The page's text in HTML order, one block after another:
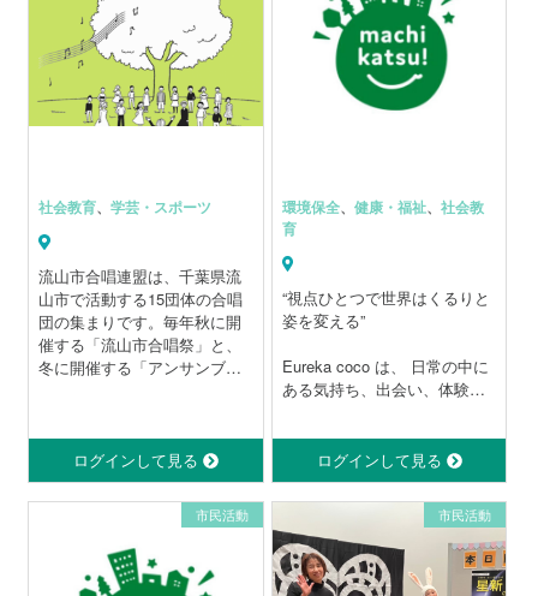
うユーモアの提供
◆ 人前に立つと緊張してしま
う話すのが苦手な自分を変え
る
◆ 聞き手を聴き手に変える引
き込まれるプレゼンテーショ
る
◆ あがり症を克服したい
◆ とにかく英語が喋れるよう
になりたい
◆ 日本語でも喋っている内容
が支離滅裂になるのを改善し
たい
◆ 部下やチームメンバーに効
果的なフィードバックをした
たとき白けないスピーチをし
割り当てられたがどう接した
◆ 外資系企業に就職・転職し
の可能性を少しでも広げた
い』という思いを込めて「ア
ニー基金」プロジェクトを立
ち上げました。
このアニー基金は、皆様の会
ます。
社会教育、 学芸・スポーツ
流山市合唱連盟は、千葉県流
山市で活動する15団体の合唱
団の集まりです。毎年秋に開
催する「流山市合唱祭」と、
冬に開催する「アンサンブル
り上げていきます。
また、流山市文化協会の一員
（文化協会コーラス部）とし
て、流山市全体の芸術文化の
向上に寄与していきます。
ログインして見る
環境保全、 健康・福祉、 社会教
育
“視点ひとつで世界はくるりと
姿を変える”
Eureka coco は、 日常の中に
ある気持ち、出会い、体験か
自分と世界のつながりを発見
する小さな冒険の場をつくっ
ています。
「世界をくるりと変える」視
点を見つけた瞬間のときめき
をお届けします。
ログインして見る
市民活動 市民活動